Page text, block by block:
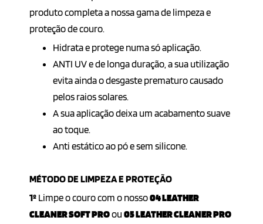
produto completa a nossa gama de limpeza e
proteção de couro.
Hidrata e protege numa só aplicação.
ANTI UV e de longa duração, a sua utilização
evita ainda o desgaste prematuro causado
pelos raios solares.
A sua aplicação deixa um acabamento suave
ao toque.
Anti estático ao pó e sem silicone.
MÉTODO DE LIMPEZA E PROTEÇÃO
1º Limpe o couro com o nosso04 LEATHER
CLEANER SOFT PROou 05 LEATHER CLEANER PRO